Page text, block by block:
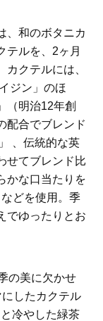
、和のボタニカ
テルを、2ヶ月
クテルには、
ジン」のほ
（明治12年創
配合でブレンド
、伝統的な英
せてブレンド比
かな口当たりを
どを使用。季
でゆったりとお
の美に欠かせ
したカクテル
冷やした緑茶